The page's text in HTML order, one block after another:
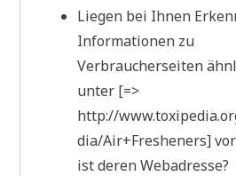
Lie­gen bei Ihnen
Infor­ma­tio­nen zu
Ver­brau­cher­sei­ten
unter [=>
http://
dia/Air+Fresheners]
ist deren Webadresse?